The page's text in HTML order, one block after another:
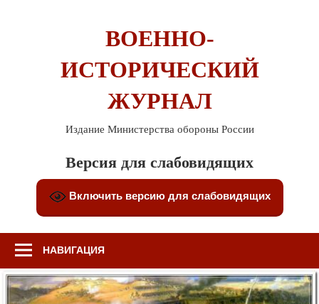
ВОЕННО-
ИСТОРИЧЕСКИЙ
ЖУРНАЛ
Издание Министерства обороны России
Версия для слабовидящих
Включить версию для слабовидящих
НАВИГАЦИЯ